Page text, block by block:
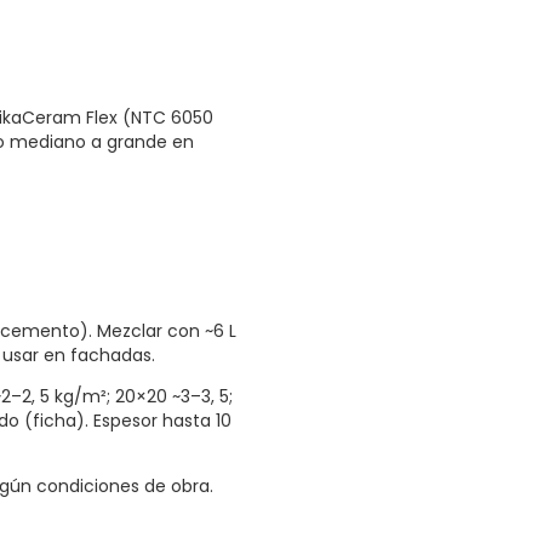
Flex (NTC 6050
mediano a grande en
Mezclar con ~6 L
en fachadas.
5 kg/m²; 20×20 ~3–3, 5;
(ficha). Espesor hasta 10
condiciones de obra.